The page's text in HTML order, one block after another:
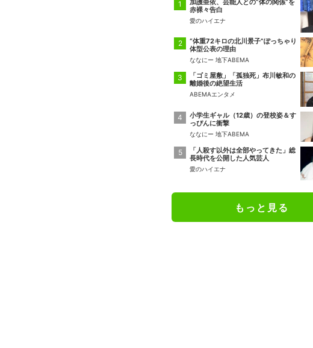
加護亜依、芸能人との“体の関係”を
赤裸々告白
愛のハイエナ
“体重72キロの北川景子”ぽっちゃり
体型公表の理由
ななにー 地下ABEMA
「ゴミ屋敷」「孤独死」布川敏和の
離婚後の絶望生活
ABEMAエンタメ
小学生ギャル（12歳）の登校姿＆す
っぴんに衝撃
ななにー 地下ABEMA
「人殺す以外は全部やってきた」総
長時代を公開した人気芸人
愛のハイエナ
もっと見る